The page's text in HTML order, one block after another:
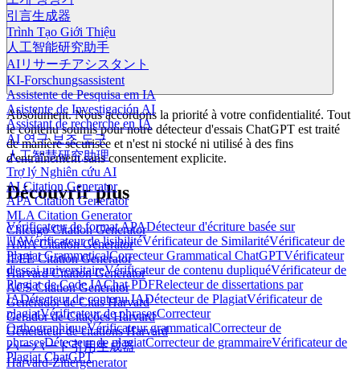
引言生成器
Trình Tạo Giới Thiệu
人工智能研究助手
AIリサーチアシスタント
KI-Forschungsassistent
Assistente de Pesquisa em IA
Asistente de Investigación AI
Assistant de recherche en IA
AI 연구 보조 도구
人工智慧研究助理
Trợ lý Nghiên cứu AI
AI Citation Generator
APA Citation Generator
MLA Citation Generator
Chicago Citation Generator
AMA Citation Generator
IEEE Citation Generator
Harvard Citation Generator
ACS Citation Generator
Generador de Citas Harvard
Gerador de Citações Harvard
Générateur de citations Harvard
ハーバード引用生成器
Harvard-Zitiergenerator
Absolument. Nous accordons la priorité à votre confidentialité. Tout
le contenu soumis pour notre détecteur d'essais ChatGPT est traité
de manière sécurisée et n'est ni stocké ni utilisé à des fins
d'entraînement sans consentement explicite.
Découvrir plus
Vérificateur de format APADétecteur d'écriture basée sur
l'IAVérificateur de lisibilitéVérificateur de SimilaritéVérificateur de
Plagiat GrammaticalCorrecteur Grammatical ChatGPTVérificateur
d'essai universitaireVérificateur de contenu dupliquéVérificateur de
Plagiat de Code IAChat PDFRelecteur de dissertations par
IADétecteur de contenu IADétecteur de PlagiatVérificateur de
plagiatVérificateur de phrasesCorrecteur
OrthographiqueVérificateur grammaticalCorrecteur de
phrasesDétecteur de plagiatCorrecteur de grammaireVérificateur de
Plagiat ChatGPT